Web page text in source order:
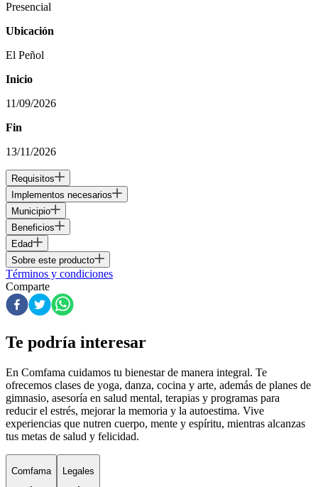
Presencial
Ubicación
El Peñol
Inicio
11/09/2026
Fin
13/11/2026
Requisitos
Implementos necesarios
Municipio
Beneficios
Edad
Sobre este producto
Términos y condiciones
Comparte
Te podría interesar
En Comfama cuidamos tu bienestar de manera integral. Te
ofrecemos clases de yoga, danza, cocina y arte, además de planes de
gimnasio, asesoría en salud mental, terapias y programas para
reducir el estrés, mejorar la memoria y la autoestima. Vive
experiencias que nutren cuerpo, mente y espíritu, mientras alcanzas
tus metas de salud y felicidad.
Comfama Legales